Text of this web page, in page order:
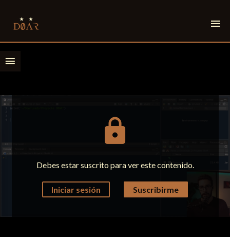
menu
menu
lock
Debes estar suscrito para ver este contenido.
Iniciar sesión Suscribirme